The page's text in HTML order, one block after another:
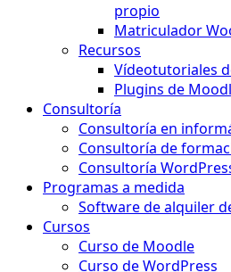
propio
Matriculador
Recursos
Vídeotutoriales
Plugins de
Consultoría
Consultoría en
Consultoría de
Consultoría
Programas a medida
Software de alquiler
Cursos
Curso de Moodle
Curso de WordPress